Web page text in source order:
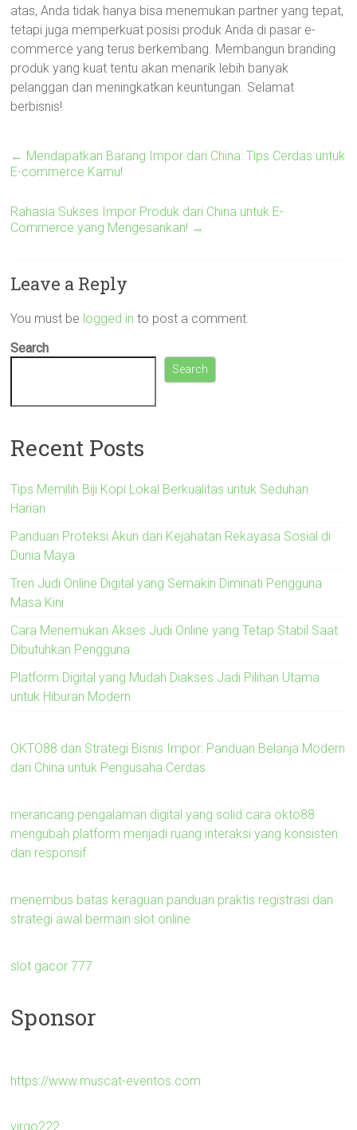
atas, Anda tidak hanya bisa menemukan partner yang tepat,
tetapi juga memperkuat posisi produk Anda di pasar e-
commerce yang terus berkembang. Membangun branding
produk yang kuat tentu akan menarik lebih banyak
pelanggan dan meningkatkan keuntungan. Selamat
berbisnis!
← Mendapatkan Barang Impor dari China: Tips Cerdas untuk
E-commerce Kamu!
Rahasia Sukses Impor Produk dari China untuk E-
Commerce yang Mengesankan! →
Leave a Reply
You must be logged in to post a comment.
Search
Search
Recent Posts
Tips Memilih Biji Kopi Lokal Berkualitas untuk Seduhan
Harian
Panduan Proteksi Akun dari Kejahatan Rekayasa Sosial di
Dunia Maya
Tren Judi Online Digital yang Semakin Diminati Pengguna
Masa Kini
Cara Menemukan Akses Judi Online yang Tetap Stabil Saat
Dibutuhkan Pengguna
Platform Digital yang Mudah Diakses Jadi Pilihan Utama
untuk Hiburan Modern
OKTO88 dan Strategi Bisnis Impor: Panduan Belanja Modern
dari China untuk Pengusaha Cerdas
merancang pengalaman digital yang solid cara okto88
mengubah platform menjadi ruang interaksi yang konsisten
dan responsif
menembus batas keraguan panduan praktis registrasi dan
strategi awal bermain slot online
slot gacor 777
Sponsor
https://www.muscat-eventos.com
virgo222